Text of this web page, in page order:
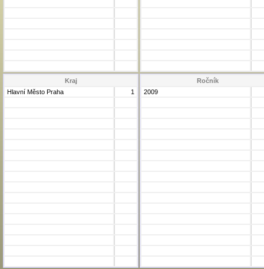
Kraj
Hlavní Město Praha
1
Ročník
2009